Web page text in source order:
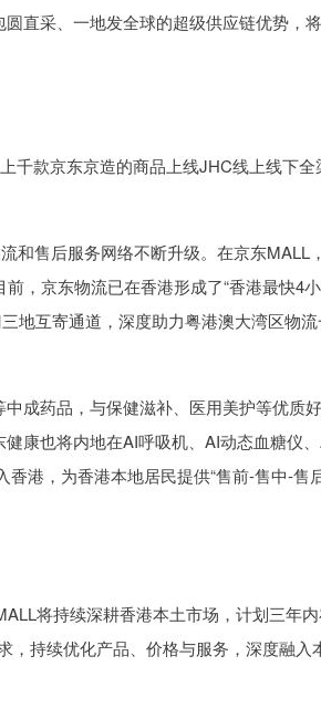
直采、一地发全球的超级供应链优势，
千款京东京造的商品上线JHC线上线下全
和售后服务网络不断升级。在京东MALL，
，京东物流已在香港形成了“香港最快4
地互寄通道，深度助力粤港澳大湾区物流
成药品，与保健滋补、医用美护等优质好
康也将内地在AI呼吸机、AI动态血糖仪
港，为香港本地居民提供“售前-售中-售
将持续深耕香港本土市场，计划三年
，持续优化产品、价格与服务，深度融入